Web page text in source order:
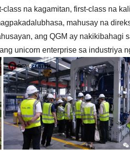
na kagamitan, first-class na
mahusay na
ang QGM ay nakikibahagi
unicorn enterprise sa industriya